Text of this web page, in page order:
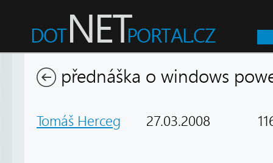
přednáška o windows
Tomáš Herceg 27.03.2008